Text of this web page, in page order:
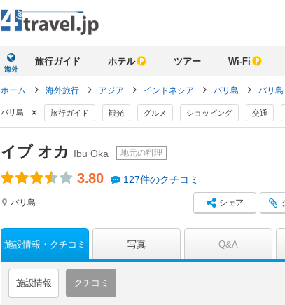
海外
旅行ガイド ホテル ツアー Wi-Fi
ホーム 海外旅行 アジア インドネシア バリ島 バリ島
バリ島 × 旅行ガイド 観光 グルメ ショッピング 交通
イブ オカ Ibu Oka 地元の料理
3.80 127件のクチコミ
バリ島 シェア
施設情報 クチコミ 写真 Q&A
施設情報 クチコミ